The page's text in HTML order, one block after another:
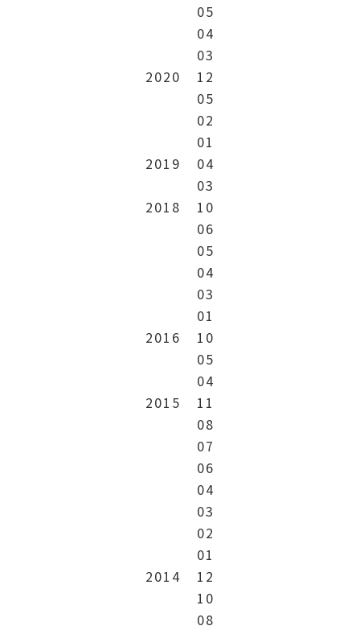
05
04
03
2020
12
05
02
01
2019
04
03
2018
10
06
05
04
03
01
2016
10
05
04
2015
11
08
07
06
04
03
02
01
2014
12
10
08